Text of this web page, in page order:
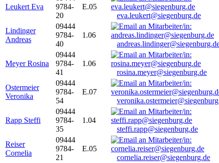
Leukert Eva
9784-
20
E.05
eva.leukert@siegenburg.de
Lindinger
Andreas
09444
9784-
40
1.06
Meyer Rosina
09444
9784-
41
1.06
rosina.meyer@siegenburg.de
Ostermeier
Veronika
09444
9784-
54
E.07
Rapp Steffi
09444
9784-
35
1.04
steffi.rapp@siegenburg.de
Reiser
Cornelia
09444
9784-
21
E.05
cornelia.reiser@siegenburg.de